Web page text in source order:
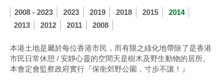
2008 - 2023 2023 2019 2018 2015
2014
2013
2012 2011 2008
本港土地是屬於每位香港市民，而有限之綠化地帶除了是香港
市民日常休憩 / 安靜心靈的空間天是樹木及野生動物的居所。
本會定會監察政府實行『保衛郊野公園，寸步不讓！』